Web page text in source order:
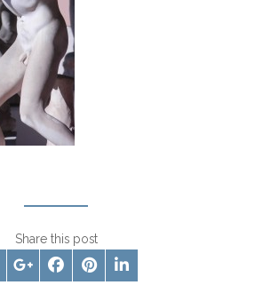
Share this post